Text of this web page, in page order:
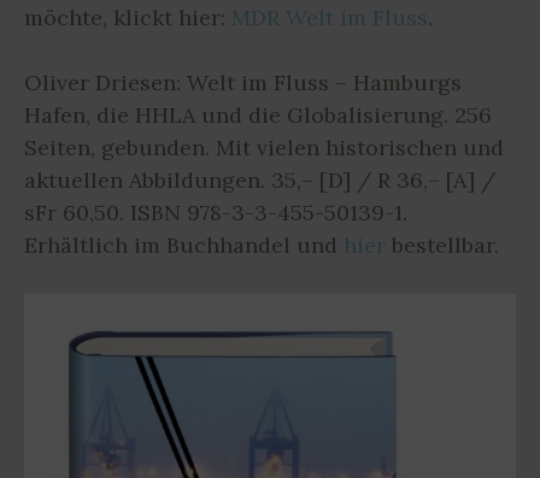
möchte, klickt hier: MDR Welt im Fluss.
Oliver Driesen: Welt im Fluss – Hamburgs
Hafen, die HHLA und die Globalisierung. 256
Seiten, gebunden. Mit vielen historischen und
aktuellen Abbildungen. 35,– [D] / R 36,– [A] /
sFr 60,50. ISBN 978-3-3-455-50139-1.
Erhältlich im Buchhandel und hier bestellbar.